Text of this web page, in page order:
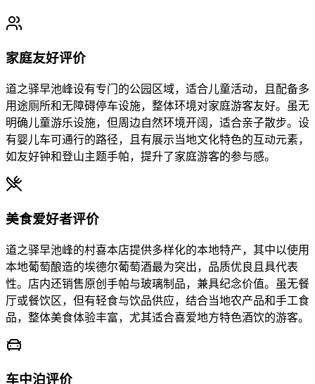
家庭友好评价
道之驿早池峰设有专门的公园区域，适合儿童活动，且配备多
用途厕所和无障碍停车设施，整体环境对家庭游客友好。虽无
明确儿童游乐设施，但周边自然环境开阔，适合亲子散步。设
有婴儿车可通行的路径，且有展示当地文化特色的互动元素，
如友好钟和登山主题手帕，提升了家庭游客的参与感。
美食爱好者评价
道之驿早池峰的村喜本店提供多样化的本地特产，其中以使用
本地葡萄酿造的埃德尔葡萄酒最为突出，品质优良且具代表
性。店内还销售原创手帕与玻璃制品，兼具纪念价值。虽无餐
厅或餐饮区，但有轻食与饮品供应，结合当地农产品和手工食
品，整体美食体验丰富，尤其适合喜爱地方特色酒饮的游客。
车中泊评价